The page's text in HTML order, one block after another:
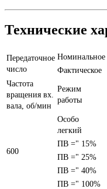
Технические
Передаточное
число
Номинальное
Фактическое
Частота
вращения вх.
вала, об/мин
Режим
работы
600
Особо
легкий
ПВ =" 15%
ПВ =" 25%
ПВ =" 40%
ПВ =" 100%